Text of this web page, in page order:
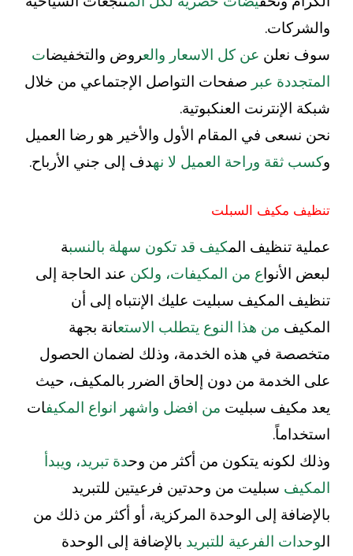
والشركات.
سوف نعلن عن كل الاسعار والعروض والتخفيضات
المتجددة عبر صفحات التواصل الإجتماعي من خلال
شبكة الإنترنت العنكبوتية.
نحن نسعى في المقام الأول والأخير هو رضا العميل
وكسب ثقة وراحة العميل لا نهدف إلى جني الأرباح.
تنظيف مكيف السبلت
عملية تنظيف المكيف قد تكون سهلة بالنسبة
لبعض الأنواع من المكيفات، ولكن عند الحاجة إلى
تنظيف المكيف سبليت عليك الإنتباه إلى أن
المكيف من هذا النوع يتطلب الاستعانة بجهة
متخصصة في هذه الخدمة، وذلك لضمان الحصول
على الخدمة من دون إلحاق الضرر بالمكيف، حيث
يعد مكيف سبليت من افضل واشهر انواع المكيفات
استخداماً.
وذلك لكونه يتكون من أكثر من وحدة تبريد، ويبدأ
المكيف سبليت من وحدتين فرعيتين للتبريد
بالإضافة إلى الوحدة المركزية، أو أكثر من ذلك من
الوحدات الفرعية للتبريد بالإضافة إلى الوحدة